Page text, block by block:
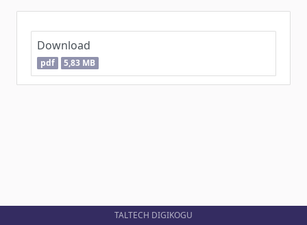
Download
pdf 5,83 MB
TALTECH DIGIKOGU